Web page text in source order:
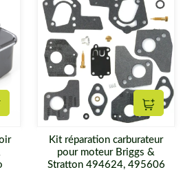
au panier
Kit réparation carburateur
pour moteur Briggs &
Stratton 494624, 495606